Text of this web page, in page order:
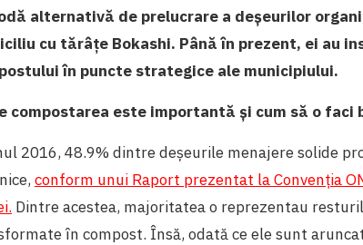
alternativă de prelucrare a deșeurilor
cu tărâțe Bokashi. Până în prezent, ei au
în puncte strategice ale municipiului.
compostarea este importantă și cum să o faci
2016, 48.9% dintre deșeurile menajere solide
conform unui Raport prezentat la Convenția
Dintre acestea, majoritatea o reprezentau
în compost. Însă, odată ce ele sunt